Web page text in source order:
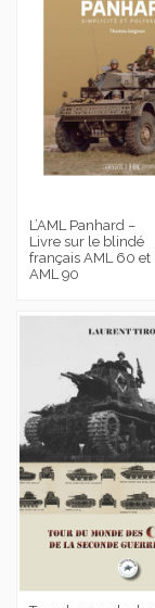
L’AML Panhard –
Livre sur le blindé
français AML 60 et
AML 90